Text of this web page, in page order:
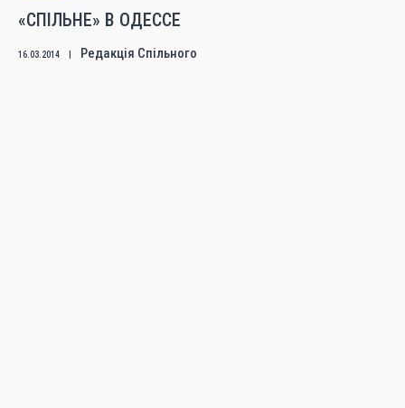
«СПІЛЬНЕ» В ОДЕССЕ
16.03.2014 Редакція Спільного